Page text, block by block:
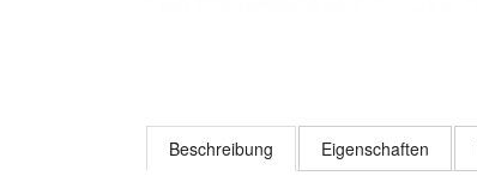
Beschreibung Eigenschaften